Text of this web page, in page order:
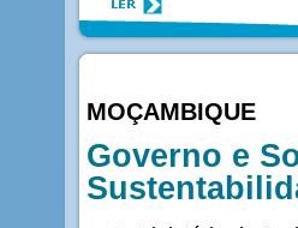
MOÇAMBIQUE
Governo e